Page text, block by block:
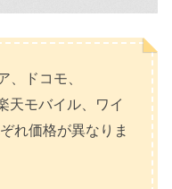
、ドコモ、
天モバイル、ワイ
れ価格が異なりま